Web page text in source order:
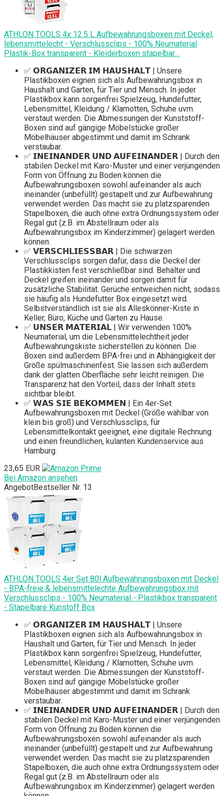
ATHLON TOOLS 4x 12.5 L Aufbewahrungsboxen mit Deckel,
lebensmittelecht - Verschlussclips - 100% Neumaterial
Plastik-Box transparent - Kleiderboxen stapelbar…
✅ 𝗢𝗥𝗚𝗔𝗡𝗜𝗭𝗘𝗥 𝗜𝗠 𝗛𝗔𝗨𝗦𝗛𝗔𝗟𝗧 | Unsere
Plastikboxen eignen sich als Aufbewahrungsbox in
Haushalt und Garten, für Tier und Mensch. In jeder
Plastikbox kann sorgenfrei Spielzeug, Hundefutter,
Lebensmittel, Kleidung / Klamotten, Schuhe uvm.
verstaut werden. Die Abmessungen der Kunststoff-
Boxen sind auf gängige Möbelstücke großer
Möbelhäuser abgestimmt und damit im Schrank
verstaubar.
✅ 𝗜𝗡𝗘𝗜𝗡𝗔𝗡𝗗𝗘𝗥 𝗨𝗡𝗗 𝗔𝗨𝗙𝗘𝗜𝗡𝗔𝗡𝗗𝗘𝗥 | Durch den
stabilen Deckel mit Karo-Muster und einer verjüngenden
Form von Öffnung zu Boden können die
Aufbewahrungsboxen sowohl aufeinander als auch
ineinander (unbefüllt) gestapelt und zur Aufbewahrung
verwendet werden. Das macht sie zu platzsparenden
Stapelboxen, die auch ohne extra Ordnungssystem oder
Regal gut (z.B. im Abstellraum oder als
Aufbewahrungsbox im Kinderzimmer) gelagert werden
können.
✅ 𝗩𝗘𝗥𝗦𝗖𝗛𝗟𝗜𝗘𝗦𝗦𝗕𝗔𝗥 | Die schwarzen
Verschlussclips sorgen dafür, dass die Deckel der
Plastikkisten fest verschließbar sind. Behälter und
Deckel greifen ineinander und sorgen damit für
zusätzliche Stabilität. Gerüche entweichen nicht, sodass
sie häufig als Hundefutter Box eingesetzt wird.
Selbstverständlich ist sie als Alleskönner-Kiste in
Keller, Büro, Küche und Garten zu Hause.
✅ 𝗨𝗡𝗦𝗘𝗥 𝗠𝗔𝗧𝗘𝗥𝗜𝗔𝗟 | Wir verwenden 100%
Neumaterial, um die Lebensmittelechtheit jeder
Aufbewahrungskiste sicherstellen zu können. Die
Boxen sind außerdem BPA-frei und in Abhängigkeit der
Größe spülmaschinenfest. Sie lassen sich außerdem
dank der glatten Oberfläche sehr leicht reinigen. Die
Transparenz hat den Vorteil, dass der Inhalt stets
sichtbar bleibt.
✅ 𝗪𝗔𝗦 𝗦𝗜𝗘 𝗕𝗘𝗞𝗢𝗠𝗠𝗘𝗡 | Ein 4er-Set
Aufbewahrungsboxen mit Deckel (Größe wählbar von
klein bis groß) und Verschlussclips, für
Lebensmittelkontakt geeignet, eine digitale Rechnung
und einen freundlichen, kulanten Kundenservice aus
Hamburg.
23,65 EUR
Bei Amazon ansehen
AngebotBestseller Nr. 13
ATHLON TOOLS 4er Set 80l Aufbewahrungsboxen mit Deckel
- BPA-freie & lebensmittelechte Aufbewahrungsbox mit
Verschlussclips - 100% Neumaterial - Plastikbox transparent
- Stapelbare Kunstoff Box
✅ 𝗢𝗥𝗚𝗔𝗡𝗜𝗭𝗘𝗥 𝗜𝗠 𝗛𝗔𝗨𝗦𝗛𝗔𝗟𝗧 | Unsere
Plastikboxen eignen sich als Aufbewahrungsbox in
Haushalt und Garten, für Tier und Mensch. In jeder
Plastikbox kann sorgenfrei Spielzeug, Hundefutter,
Lebensmittel, Kleidung / Klamotten, Schuhe uvm.
verstaut werden. Die Abmessungen der Kunststoff-
Boxen sind auf gängige Möbelstücke großer
Möbelhäuser abgestimmt und damit im Schrank
verstaubar.
✅ 𝗜𝗡𝗘𝗜𝗡𝗔𝗡𝗗𝗘𝗥 𝗨𝗡𝗗 𝗔𝗨𝗙𝗘𝗜𝗡𝗔𝗡𝗗𝗘𝗥 | Durch den
stabilen Deckel mit Karo-Muster und einer verjüngenden
Form von Öffnung zu Boden können die
Aufbewahrungsboxen sowohl aufeinander als auch
ineinander (unbefüllt) gestapelt und zur Aufbewahrung
verwendet werden. Das macht sie zu platzsparenden
Stapelboxen, die auch ohne extra Ordnungssystem oder
Regal gut (z.B. im Abstellraum oder als
Aufbewahrungsbox im Kinderzimmer) gelagert werden